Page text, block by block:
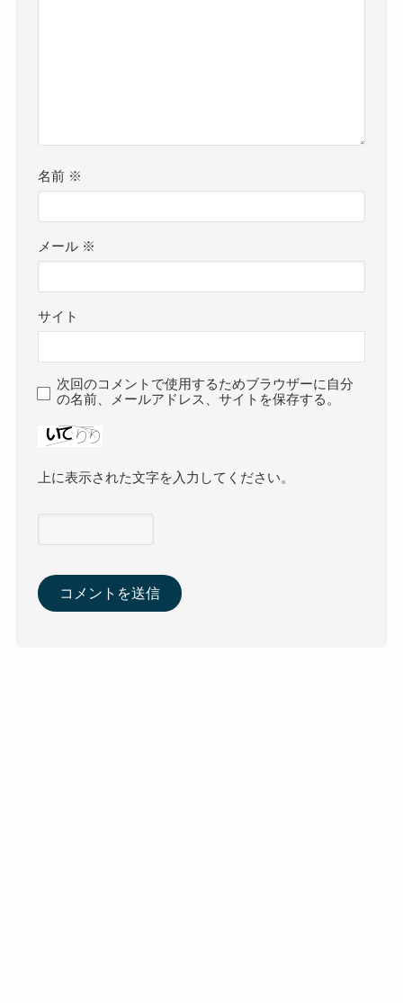
名前 ※
メール ※
サイト
次回のコメントで使用するためブラウザーに自分
の名前、メールアドレス、サイトを保存する。
上に表示された文字を入力してください。